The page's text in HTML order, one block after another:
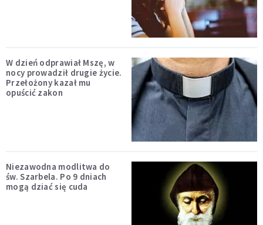
W dzień odprawiał Mszę, w
nocy prowadził drugie życie.
Przełożony kazał mu
opuścić zakon
Niezawodna modlitwa do
św. Szarbela. Po 9 dniach
mogą dziać się cuda